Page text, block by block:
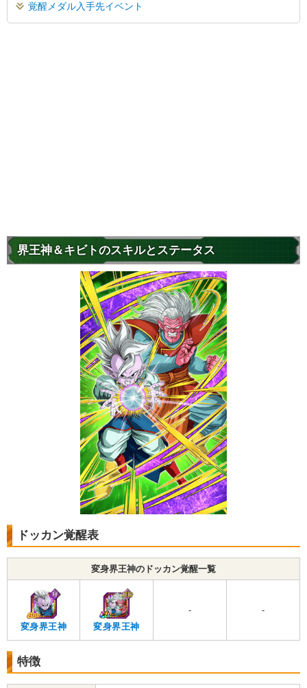
覚醒メダル入手先イベント
界王神＆キビトのスキルとステータス
ドッカン覚醒表
変身界王神のドッカン覚醒一覧
変身界王神 変身界王神
- -
特徴